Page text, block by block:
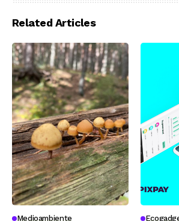
Related Articles
Medioambiente